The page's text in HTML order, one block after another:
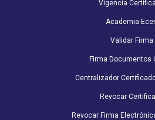
Vigencia
Academia
Validar Firma
Firma Documentos
Centralizador
Revocar
Revocar Firma